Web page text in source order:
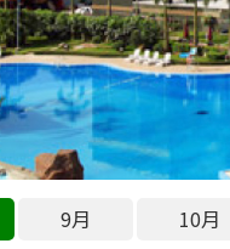
9月 10月